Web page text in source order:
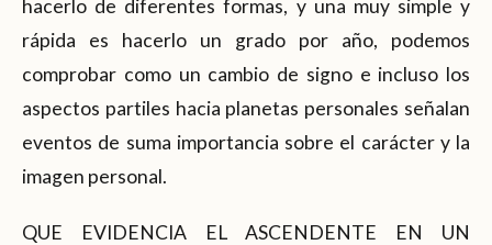
hacerlo de diferentes formas, y una muy simple y
rápida es hacerlo un grado por año, podemos
comprobar como un cambio de signo e incluso los
aspectos partiles hacia planetas personales señalan
eventos de suma importancia sobre el carácter y la
imagen personal.
QUE EVIDENCIA EL ASCENDENTE EN UN